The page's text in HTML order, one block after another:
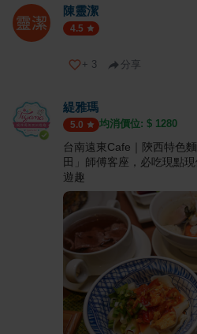
陳靈潔
4.5
+ 3 分享
緹雅瑪
5.0 均消價位: $ 1280
台南遠東Cafe｜陝西特色
田」師傅客座，必吃現點
遊趣